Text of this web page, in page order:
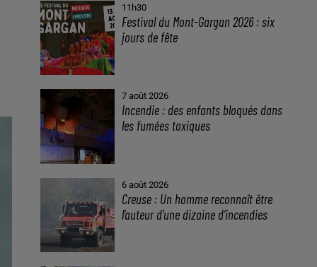
11h30
Festival du Mont-Gargan 2026 : six
jours de fête
7 août 2026
Incendie : des enfants bloqués dans
les fumées toxiques
6 août 2026
Creuse : Un homme reconnaît être
l’auteur d’une dizaine d’incendies